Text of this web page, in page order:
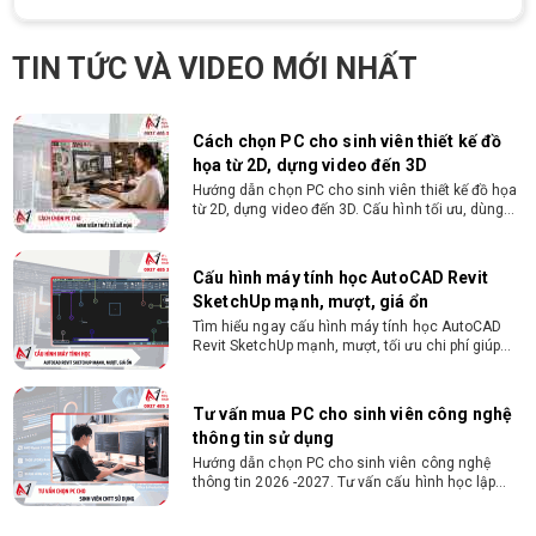
TIN TỨC VÀ VIDEO MỚI NHẤT
họa từ 2D, dựng video đến 3D
Hướng dẫn chọn PC cho sinh viên thiết kế đồ họa
từ 2D, dựng video đến 3D. Cấu hình tối ưu, dùng
Cấu hình máy tính học AutoCAD Revit
SketchUp mạnh, mượt, giá ổn
Tìm hiểu ngay cấu hình máy tính học AutoCAD
Revit SketchUp mạnh, mượt, tối ưu chi phí giúp
Tư vấn mua PC cho sinh viên công nghệ
thông tin sử dụng
Hướng dẫn chọn PC cho sinh viên công nghệ
thông tin 2026 -2027. Tư vấn cấu hình học lập
Sinh viên nên mua laptop hay PC ?
Sinh viên nên mua laptop hay PC? Đây là băn
khoăn của nhiều tân sinh viên khi chọn máy học
tập. Xem ngay phân tích để chọn thiết bị chuẩn